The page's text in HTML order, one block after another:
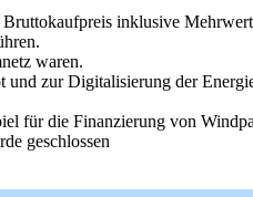
inklusive
waren.
zur Digitalisierung der
die Finanzierung von
geschlossen